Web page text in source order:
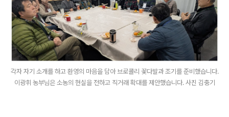
각자 자기 소개를 하고 환영의 마음을 담아 브로콜리 꽃다발과 조기를 준비했습니다.
이광휘 농부님은 소농의 현실을 전하고 직거래 확대를 제안했습니다. 사진 김충기